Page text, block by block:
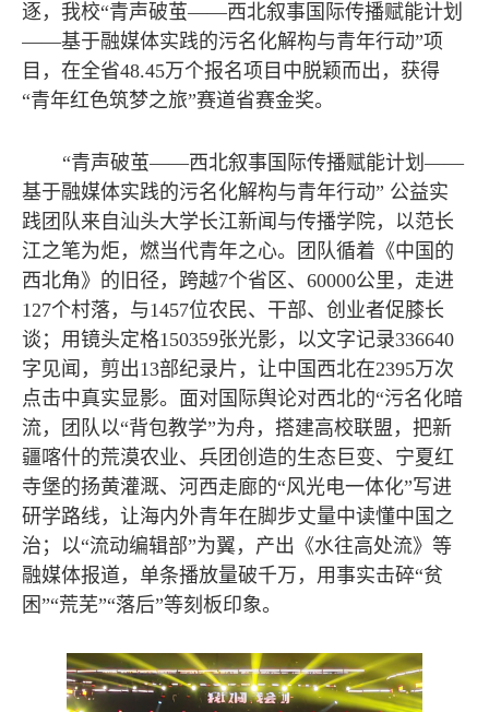
逐，我校“青声破茧——西北叙事国际传播赋能计划
——基于融媒体实践的污名化解构与青年行动”项
目，在全省48.45万个报名项目中脱颖而出，获得
“青年红色筑梦之旅”赛道省赛金奖。
“青声破茧——西北叙事国际传播赋能计划——
基于融媒体实践的污名化解构与青年行动” 公益实
践团队来自汕头大学长江新闻与传播学院，以范长
江之笔为炬，燃当代青年之心。团队循着《中国的
西北角》的旧径，跨越7个省区、60000公里，走进
127个村落，与1457位农民、干部、创业者促膝长
谈；用镜头定格150359张光影，以文字记录336640
字见闻，剪出13部纪录片，让中国西北在2395万次
点击中真实显影。面对国际舆论对西北的“污名化暗
流，团队以“背包教学”为舟，搭建高校联盟，把新
疆喀什的荒漠农业、兵团创造的生态巨变、宁夏红
寺堡的扬黄灌溉、河西走廊的“风光电一体化”写进
研学路线，让海内外青年在脚步丈量中读懂中国之
治；以“流动编辑部”为翼，产出《水往高处流》等
融媒体报道，单条播放量破千万，用事实击碎“贫
困”“荒芜”“落后”等刻板印象。